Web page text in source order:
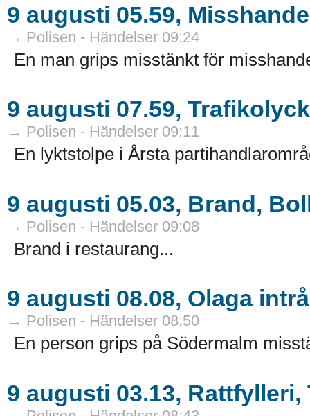
9 augusti 05.59,
→ Polisen - Händelser 09:24
En man grips misstänkt för
9 augusti 07.59,
→ Polisen - Händelser 09:11
En lyktstolpe i Årsta
9 augusti 05.03, Brand,
→ Polisen - Händelser 09:08
Brand i restaurang...
9 augusti 08.08, Olaga
→ Polisen - Händelser 08:50
En person grips på Södermalm
9 augusti 03.13, Rattfylleri,